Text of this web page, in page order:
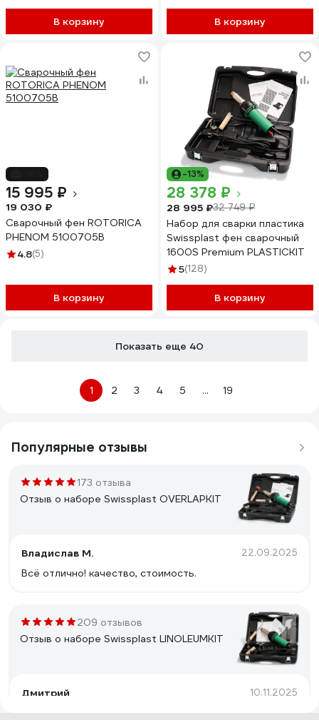
В корзину В корзину
15 995 ₽
19 030 ₽
Сварочный фен ROTORICA
PHENOM 5100705B
4.8(5)
В корзину
-13%
28 378 ₽
28 995 ₽32 749 ₽
Набор для сварки пластика
Swissplast фен сварочный
1600S Premium PLASTICKIT
5(128)
В корзину
Показать еще 40
1 2 3 4 5 ... 19
Популярные отзывы
173 отзыва
Отзыв о наборе Swissplast OVERLAPKIT
Владислав М. 22.09.2025
Всё отлично! качество, стоимость.
209 отзывов
Отзыв о наборе Swissplast LINOLEUMKIT
Дмитрий 10.11.2025
собран качественно, неприятные запахи отсутствуют,